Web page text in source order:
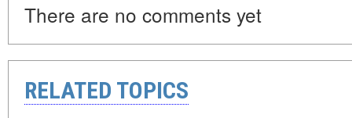
There are no comments yet
RELATED TOPICS